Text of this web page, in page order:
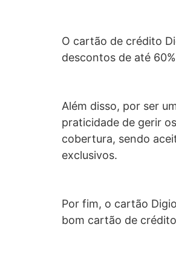
O cartão de crédito
descontos de até
Além disso, por ser
praticidade de gerir
cobertura, sendo
exclusivos.
Por fim, o cartão
bom cartão de